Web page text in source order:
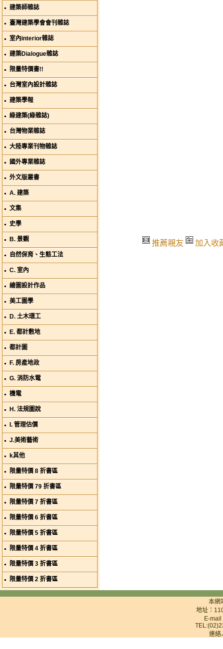
建築師雜誌
臺灣建築學會會刊雜誌
室內interior雜誌
建築Dialogue雜誌
限量特價書!!
台灣室內設計雜誌
建築學報
綠建築(綠雜誌)
台灣物業雜誌
大陸專業刊物雜誌
國外專業雜誌
外文版叢書
A. 建築
文集
史學
B. 景觀
自然保育、生態工法
C. 室內
繪圖設計作品
美工圖學
D. 土木環工
E. 都計敷地
都計圖
F. 房產地政
G. 消防水電
機電
H. 法規圖說
I. 管理估價
J.美術藝術
k其他
限量特價 8 折書區
限量特價 79 折書區
限量特價 7 折書區
限量特價 6 折書區
限量特價 5 折書區
限量特價 4 折書區
限量特價 3 折書區
限量特價 2 折書區
推薦親友 加入收
本網
地址：
E-
連絡